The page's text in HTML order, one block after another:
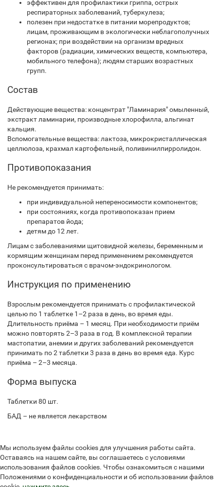
эффективен для профилактики гриппа, острых
респираторных заболеваний, туберкулеза;
полезен при недостатке в питании морепродуктов;
лицам, проживающим в экологически неблагополучных
регионах; при воздействии на организм вредных
факторов (радиации, химических веществ, компьютера,
мобильного телефона); людям старших возрастных
групп.
Состав
Действующие вещества: концентрат "Ламинария" омыленный,
экстракт ламинарии, производные хлорофилла, альгинат
кальция.
Вспомогательные вещества: лактоза, микрокристаллическая
целлюлоза, крахмал картофельный, поливинилпирролидон.
Противопоказания
Не рекомендуется принимать:
при индивидуальной непереносимости компонентов;
при состояниях, когда противопоказан прием
препаратов йода;
детям до 12 лет.
Лицам с заболеваниями щитовидной железы, беременным и
кормящим женщинам перед применением рекомендуется
проконсультироваться с врачом-эндокринологом.
Инструкция по применению
Взрослым рекомендуется принимать с профилактической
целью по 1 таблетке 1–2 раза в день, во время еды.
Длительность приёма – 1 месяц. При необходимости приём
можно повторять 2–3 раза в год. В комплексной терапии
мастопатии, анемии и других заболеваний рекомендуется
принимать по 2 таблетки 3 раза в день во время еда. Курс
приёма – 2–3 месяца.
Форма выпуска
Таблетки 80 шт.
БАД – не является лекарством
Мы используем файлы cookies для улучшения работы сайта.
Оставаясь на нашем сайте, вы соглашаетесь с условиями
использования файлов cookies. Чтобы ознакомиться с нашими
Положениями о конфиденциальности и об использовании файлов